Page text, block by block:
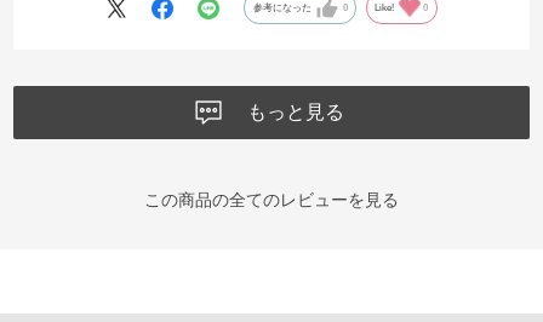
参考になった 0 Like! 0
もっと見る
この商品の全てのレビューを見る